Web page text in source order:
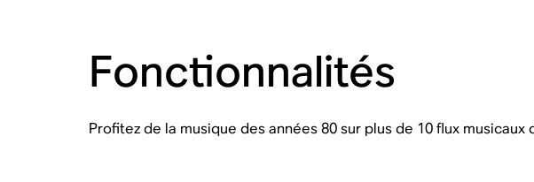
Fonctionnalités
Profitez de la musique des années 80 sur plus de 10 flux musicaux